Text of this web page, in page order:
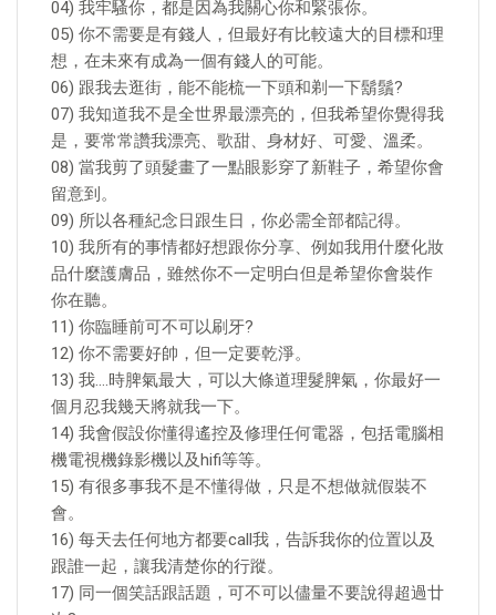
04) 我牢騷你，都是因為我關心你和緊張你。
05) 你不需要是有錢人，但最好有比較遠大的目標和理
想，在未來有成為一個有錢人的可能。
06) 跟我去逛街，能不能梳一下頭和剃一下鬍鬚?
07) 我知道我不是全世界最漂亮的，但我希望你覺得我
是，要常常讚我漂亮、歌甜、身材好、可愛、溫柔。
08) 當我剪了頭髮畫了一點眼影穿了新鞋子，希望你會
留意到。
09) 所以各種紀念日跟生日，你必需全部都記得。
10) 我所有的事情都好想跟你分享、例如我用什麼化妝
品什麼護膚品，雖然你不一定明白但是希望你會裝作
你在聽。
11) 你臨睡前可不可以刷牙?
12) 你不需要好帥，但一定要乾淨。
13) 我….時脾氣最大，可以大條道理髮脾氣，你最好一
個月忍我幾天將就我一下。
14) 我會假設你懂得遙控及修理任何電器，包括電腦相
機電視機錄影機以及hifi等等。
15) 有很多事我不是不懂得做，只是不想做就假裝不
會。
16) 每天去任何地方都要call我，告訴我你的位置以及
跟誰一起，讓我清楚你的行蹤。
17) 同一個笑話跟話題，可不可以儘量不要說得超過廿